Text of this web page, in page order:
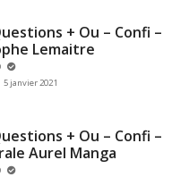
+ Ou – Confi –
Lemaitre
5 janvier 2021
+ Ou – Confi –
Aurel Manga